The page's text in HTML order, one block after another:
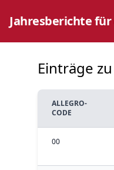
Jahresberichte
Einträge
ALLEGRO-
CODE
00